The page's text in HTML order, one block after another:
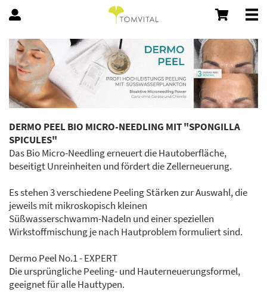
DERMO PEEL BIO MICRO-NEEDLING MIT "SPONGILLA
SPICULES"
Das Bio Micro-Needling erneuert die Hautoberfläche,
beseitigt Unreinheiten und fördert die Zellerneuerung.
Es stehen 3 verschiedene Peeling Stärken zur Auswahl, die
jeweils mit mikroskopisch kleinen
Süßwasserschwamm-Nadeln und einer speziellen
Wirkstoffmischung je nach Hautproblem formuliert sind.
Dermo Peel No.1 - EXPERT
Die ursprüngliche Peeling- und Hauterneuerungsformel,
geeignet für alle Hauttypen.